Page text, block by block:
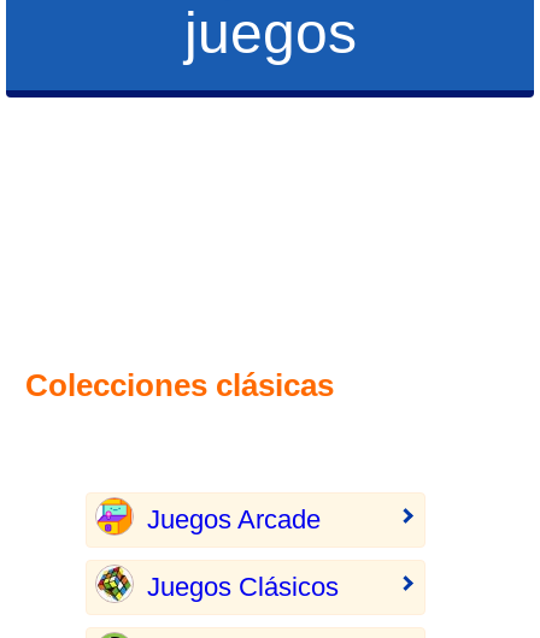
juegos
Colecciones clásicas
Juegos Arcade
Juegos Clásicos